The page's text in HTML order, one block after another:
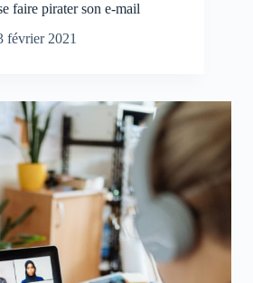
faire pirater son e-mail
février 2021